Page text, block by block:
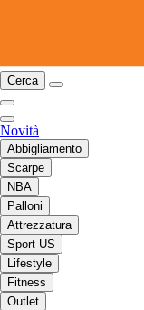
Cerca
Novità
Abbigliamento
Scarpe
NBA
Palloni
Attrezzatura
Sport US
Lifestyle
Fitness
Outlet